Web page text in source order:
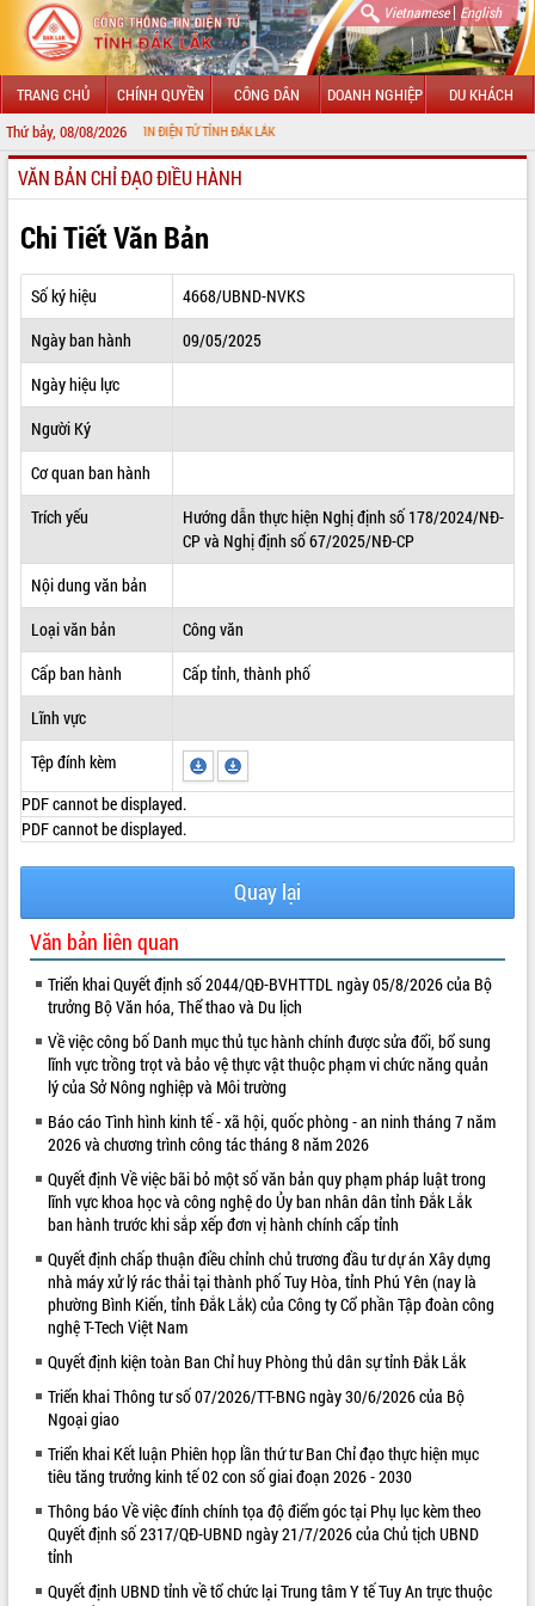
Vietnamese| English
TRANG CHỦ CHÍNH QUYỀN CÔNG DÂN DOANH NGHIỆP DU KHÁCH
Thứ bảy, 08/08/2026
THÔNG TIN ĐIỆN TỬ TỈNH ĐẮK LẮK
GIỚI THIỆU
LÃNH ĐẠO UBND TỈNH
TIN TỨC SỰ KIỆN
SỞ, BAN, NGÀNH
THÔNG TIN CHỈ ĐẠO ĐIỀU HÀNH
HỆ THỐNG VĂN BẢN
VĂN BẢN HĐND TỈNH
ĐIỂM TIN VĂN BẢN
VIDEO
Khám bệnh, cấp phát thuốc miễn phí
và tặng quà người dân xã Cư Pui
Hội nghị UBND tỉnh Đắk Lắk thường kỳ
tháng 7/2026
Lễ truy tặng danh hiệu “Bà Mẹ Việt
Nam Anh hùng” và trao Huân chương
UBND tỉnh Đắk Lắk triển khai nhiệm
vụ 6 tháng cuối năm 2026
Kỳ họp thứ Hai, Hội đồng nhân dân
ALBUM ẢNH
VĂN BẢN CHỈ ĐẠO ĐIỀU HÀNH
Chi Tiết Văn Bản
Số ký hiệu
4668/UBND-NVKS
Ngày ban hành
09/05/2025
Ngày hiệu lực
Người Ký
Cơ quan ban hành
Trích yếu
Hướng dẫn thực hiện Nghị định số 178/2024/NĐ-
CP và Nghị định số 67/2025/NĐ-CP
Nội dung văn bản
Loại văn bản
Công văn
Cấp ban hành
Cấp tỉnh, thành phố
Lĩnh vực
Tệp đính kèm
PDF cannot be displayed.
PDF cannot be displayed.
Quay lại
Văn bản liên quan
Triển khai Quyết định số 2044/QĐ-BVHTTDL ngày 05/8/2026 của Bộ
trưởng Bộ Văn hóa, Thể thao và Du lịch
Về việc công bố Danh mục thủ tục hành chính được sửa đổi, bổ sung
lĩnh vực trồng trọt và bảo vệ thực vật thuộc phạm vi chức năng quản
lý của Sở Nông nghiệp và Môi trường
Báo cáo Tình hình kinh tế - xã hội, quốc phòng - an ninh tháng 7 năm
2026 và chương trình công tác tháng 8 năm 2026
Quyết định Về việc bãi bỏ một số văn bản quy phạm pháp luật trong
lĩnh vực khoa học và công nghệ do Ủy ban nhân dân tỉnh Đắk Lắk
ban hành trước khi sắp xếp đơn vị hành chính cấp tỉnh
Quyết định chấp thuận điều chỉnh chủ trương đầu tư dự án Xây dựng
nhà máy xử lý rác thải tại thành phố Tuy Hòa, tỉnh Phú Yên (nay là
phường Bình Kiến, tỉnh Đắk Lắk) của Công ty Cổ phần Tập đoàn công
nghệ T-Tech Việt Nam
Quyết định kiện toàn Ban Chỉ huy Phòng thủ dân sự tỉnh Đắk Lắk
Triển khai Thông tư số 07/2026/TT-BNG ngày 30/6/2026 của Bộ
Ngoại giao
Triển khai Kết luận Phiên họp lần thứ tư Ban Chỉ đạo thực hiện mục
tiêu tăng trưởng kinh tế 02 con số giai đoạn 2026 - 2030
Thông báo Về việc đính chính tọa độ điểm góc tại Phụ lục kèm theo
Quyết định số 2317/QĐ-UBND ngày 21/7/2026 của Chủ tịch UBND
tỉnh
Quyết định UBND tỉnh về tổ chức lại Trung tâm Y tế Tuy An trực thuộc